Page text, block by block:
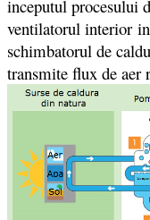
inceputul procesului
ventilatorul interior
schimbatorul de
transmite flux de aer